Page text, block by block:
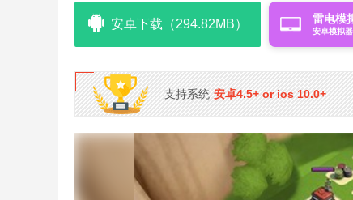
安卓下载（294.82MB） 雷电模
安卓模拟
支持系统 安卓4.5+ or ios 10.0+